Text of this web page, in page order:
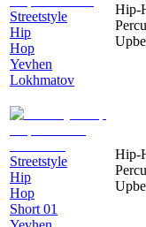
Streetstyle
Hip
Hop
Yevhen
Lokhmatov
Hip-
Streetstyle
Hip
Hop
Short 01
Hip-